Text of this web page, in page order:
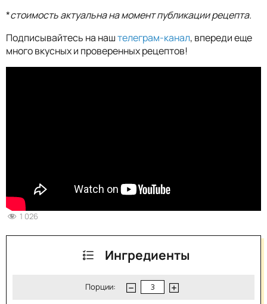
*стоимость актуальна на момент публикации рецепта.
Подписывайтесь на наштелеграм-канал, впереди еще
много вкусных и проверенных рецептов!
1 026
Ингредиенты
Порции: